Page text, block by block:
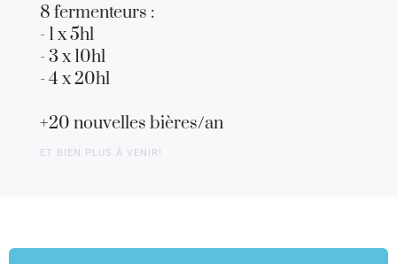
8 fermenteurs :
- 1 x 5hl
- 3 x 10hl
- 4 x 20hl
+20 nouvelles bières/an
ET BIEN PLUS À VENIR!